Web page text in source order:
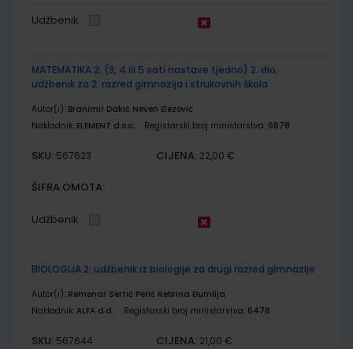
Udžbenik
MATEMATIKA 2; (3, 4 ili 5 sati nastave tjedno) 2. dio,
udžbenik za 2. razred gimnazija i strukovnih škola
Autor(i): Branimir Dakić Neven Elezović
Nakladnik: ELEMENT d.o.o. Registarski broj ministarstva: 6678
SKU: 567623 CIJENA: 22,00 €
ŠIFRA OMOTA:
Udžbenik
BIOLOGIJA 2; udžbenik iz biologije za drugi razred gimnazije
Autor(i): Remenar Sertić Perić Rebrina Đumlija
Nakladnik: ALFA d.d. Registarski broj ministarstva: 6478
SKU: 567644 CIJENA: 21,00 €